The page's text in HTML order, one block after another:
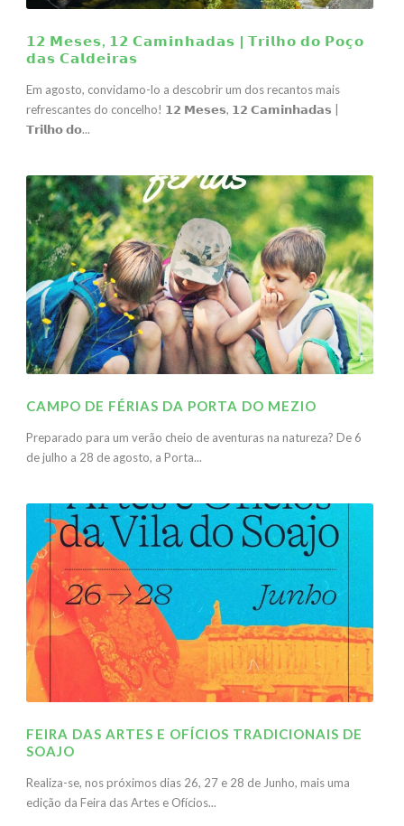
𝟭𝟮 𝗠𝗲𝘀𝗲𝘀, 𝟭𝟮 𝗖𝗮𝗺𝗶𝗻𝗵𝗮𝗱𝗮𝘀 | 𝗧𝗿𝗶𝗹𝗵𝗼 𝗱𝗼 𝗣𝗼𝗰̧𝗼
𝗱𝗮𝘀 𝗖𝗮𝗹𝗱𝗲𝗶𝗿𝗮𝘀
Em agosto, convidamo-lo a descobrir um dos recantos mais
refrescantes do concelho! 𝟭𝟮 𝗠𝗲𝘀𝗲𝘀, 𝟭𝟮 𝗖𝗮𝗺𝗶𝗻𝗵𝗮𝗱𝗮𝘀 |
𝗧𝗿𝗶𝗹𝗵𝗼 𝗱𝗼...
CAMPO DE FÉRIAS DA PORTA DO MEZIO
Preparado para um verão cheio de aventuras na natureza? De 6
de julho a 28 de agosto, a Porta...
FEIRA DAS ARTES E OFÍCIOS TRADICIONAIS DE
SOAJO
Realiza-se, nos próximos dias 26, 27 e 28 de Junho, mais uma
edição da Feira das Artes e Ofícios...